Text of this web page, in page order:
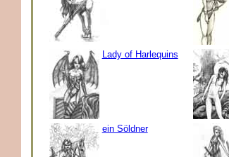
Lady of Harlequins
ein Söldner